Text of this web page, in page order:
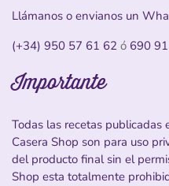
Llámanos o envianos un
(+34) 950 57 61 62 ó 690
Importante
Todas las recetas
Casera Shop son para uso
del producto final sin el
Shop esta totalmente